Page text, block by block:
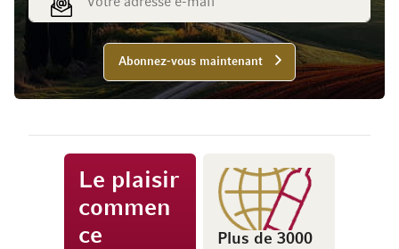
Abonnez-vous maintenant
Le plaisir
commen
ce
Plus de 3000